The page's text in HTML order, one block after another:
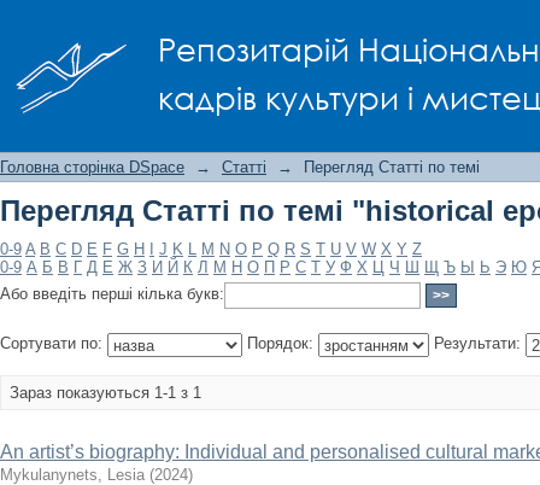
Репозитарій
кадрів культури і
Головна сторінка DSpace → Статті → Перегляд Статті по темі
Перегляд Статті по темі "historical
0-9 A B C D E F G H J K L M N O P Q R S T U V W X Y Z
0-9 А Б В Г Д Е Ж З И Й К Л М Н О П Р С Т У Ф Х Ц Ч Ш Щ Ъ Ы Ь Э Ю
Або введіть перші кілька букв:
Сортувати по: Порядок: Результати:
Зараз показуються 1-1 з 1
An artist’s biography: Individual and personalised cultural
Mykulanynets, Lesia (2024)